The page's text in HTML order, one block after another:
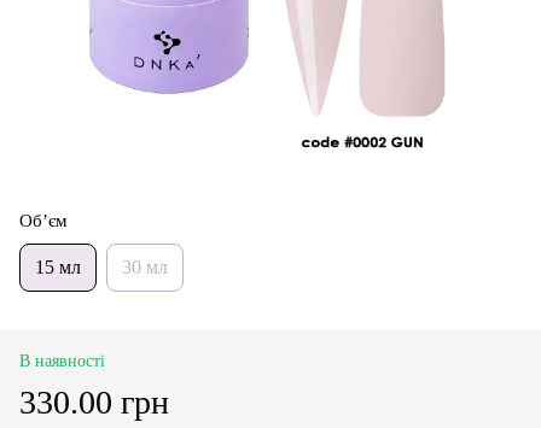
Об’єм
15 мл 30 мл
В наявності
330.00 грн